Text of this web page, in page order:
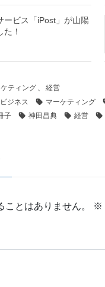
ービス「iPost」が山陽
！
ティング 、 経営
ビジネス マーケティング
子 神田昌典 経営
とはありません。 ※